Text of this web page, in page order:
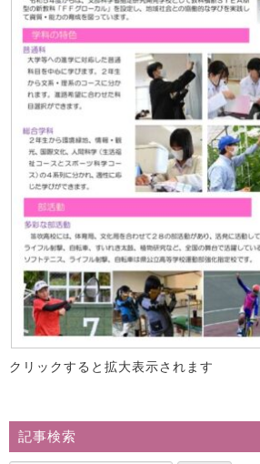
クリックすると拡大表示されます
記事検索